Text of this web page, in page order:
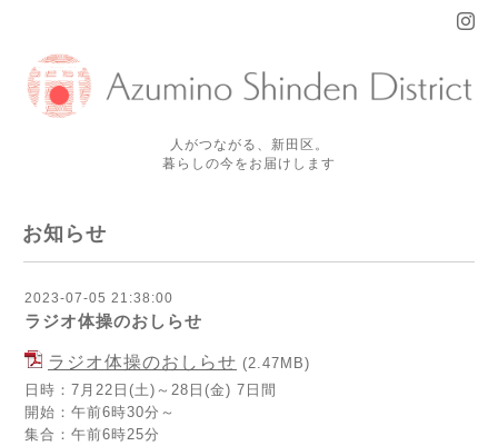
人がつながる、新田区。
暮らしの今をお届けします
お知らせ
2023-07-05 21:38:00
ラジオ体操のおしらせ
ラジオ体操のおしらせ (2.47MB)
日時：7月22日(土)～28日(金) 7日間
開始：午前6時30分～
集合：午前6時25分